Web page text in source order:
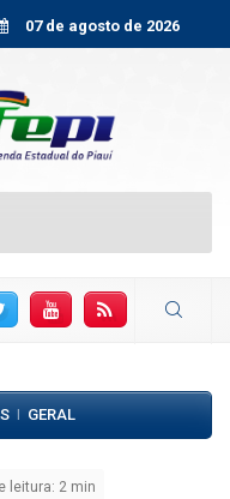
07 de agosto de 2026
Twitter YouTube RSS Feed
GERAL
leitura: 2 min